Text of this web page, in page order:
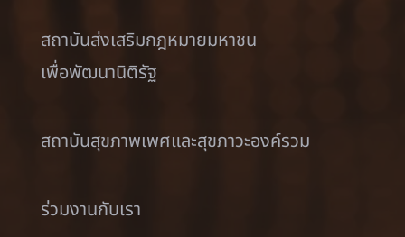
สถาบันส่งเสริมกฎหมายมหาชน
เพื่อพัฒนานิติรัฐ
สถาบันสุขภาพเพศและสุขภาวะองค์รวม
ร่วมงานกับเรา